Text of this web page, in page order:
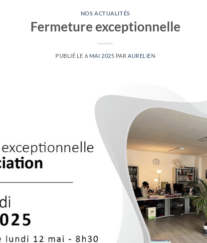
NOS ACTUALITÉS
Fermeture exceptionnelle
PUBLIÉ LE 6 MAI 2025 PARAURELIEN